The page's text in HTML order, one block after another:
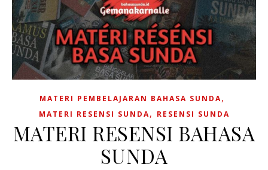
MATERI PEMBELAJARAN BAHASA SUNDA,
MATERI RESENSI SUNDA, RESENSI SUNDA
MATERI RESENSI BAHASA
SUNDA